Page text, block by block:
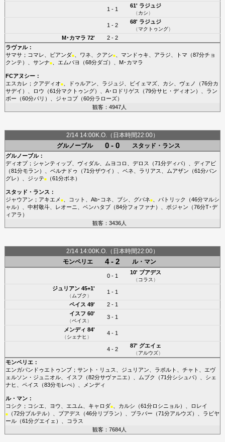
1 - 1
61' ラジュジ
（カシ）
1 - 2
68' ラジュジ
（マクトゥング）
M･カマラ 72'
2 - 2
ラヴァル：
サマサ； コマレ ビアンダ■、 ワネ クアシ■、 マンドゥキ アラジ トマ （87分チョ
クンテ ）、 サンナ■、 エムバヨ （68分ダゴ）、 M･カマラ
FCアヌシー：
エスカレ ； クアディオ■、 ドゥルアン ラジュジ ビイェマズ、 カシ ヴェノ （76分カ
サデイ ）、 ロウ （61分マクトゥング）、 A･ロドリゲス （79分サヒ・ディオン ）、 ラン
ボー （60分パリ ）、 ジャコブ（60分ラローズ）
観客：4947人
2/14 14:00K.O.（日本時間22:00）
グルノーブル
0 - 0 スタッド・ランス
グルノーブル：
ディオプ； シャンティップ、 ヴィダル、 ムヨコロ デロス （71分ディバ）、 ディアビ
（81分モラン ）、 ベルナドゥ （71分ザウイ ）、 ベネ ラリアス ムアザン （61分バン
グレ ）、 ジッテ■（61分ボネ ）
スタッド・ランス ：
ジャウアン ； アキエメ ■、 コット Ab･コネ ブシ グバネ■、 パトリック （46分マルシ
ャル）、 中村敬斗、 レオーニ ベンハタブ（84分フォファナ ）、 ボジャン （76分T･デ
ィアラ ）
観客：3436人
2/14 14:00K.O.（日本時間22:00）
モンペリエ
4 - 2 ル・マン
0 - 1
10' ブアデス
（コラス ）
ジュリアン45+1'
（ ムブク ）
1 - 1
ペイス 49'
2 - 1
イスフ 60'
（ペイス ）
3 - 1
メンディ 84'
（シェナヒ ）
4 - 1
4 - 2
87' グエイェ
（アルウズ）
モンペリエ：
エンガパンドゥエトゥンブ； サント・リュス ジュリアン ラポルト チャト
エヴ
ェルソン・ジュニオル、 イスフ （82分サヴァニエ ）、 ムブク （71分シシュバ）、 シェ
ナヒ
ペイス （83分モレべ）、 メンディ
ル・マン：
コシク ； コシエ ヨウ エユム キャロダ■、 カルシ （61分ロシニョル）、 ロレイ
■（72分ブルテル）、 ブアデス （46分リブラン ）、 ブラバー （71分アルウズ）、 ラビヤ
ール（61分グエイェ ）、
コラス
観客：7684人